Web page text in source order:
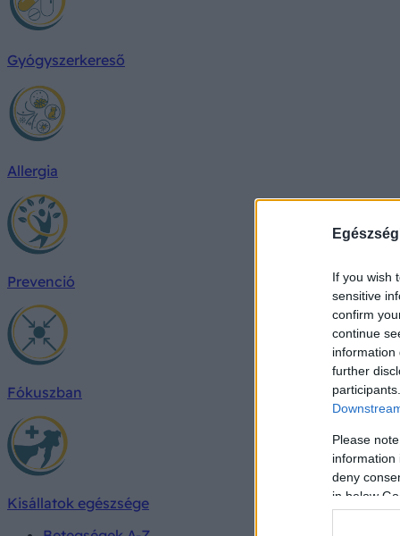
If you wish
sensitive
confirm
continue
information
further
Please
information
deny
in below
Gyógyszerkereső
Allergia
Prevenció
Fókuszban
Kisállatok egészsége